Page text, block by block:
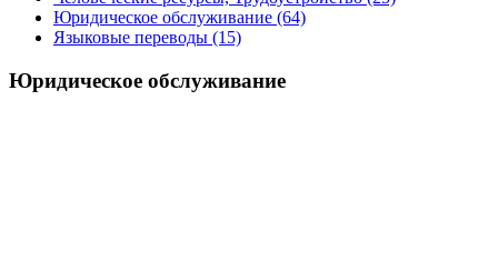
Юридическое обслуживание (64)
Языковые переводы (15)
Юридическое обслуживание